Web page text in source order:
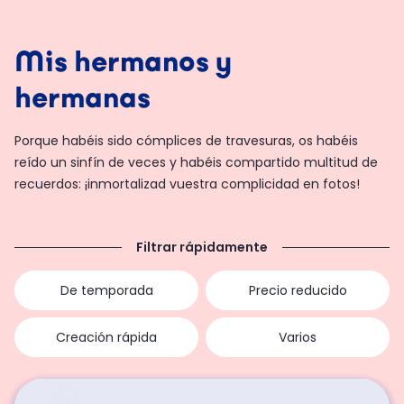
Mis hermanos y
hermanas
Porque habéis sido cómplices de travesuras, os habéis
reído un sinfín de veces y habéis compartido multitud de
recuerdos: ¡inmortalizad vuestra complicidad en fotos!
Filtrar rápidamente
De temporada Precio reducido
Creación rápida Varios